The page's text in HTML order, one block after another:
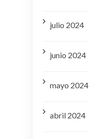
julio 2024
junio 2024
mayo 2024
abril 2024